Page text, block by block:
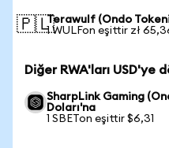
🇵🇱Terawulf (Ondo
1 WULFon eşittir zł
Diğer RWA'ları USD'ye
SharpLink Gaming
Doları'na
1 SBETon eşittir $6,31